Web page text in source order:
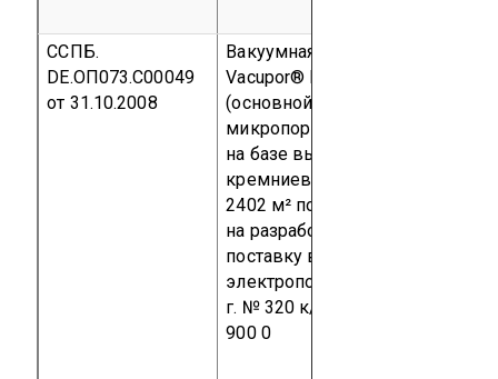
ССПБ.
DE.ОП073.С00049
от 31.10.2008
Вакуумная изолирующая
Vacupor® NT-B2, толщиной 20
(основной компонент:
микропористый материал
на базе высокодисперсной
кремниевой кислоты)
2402 м² по Договору подряда
на разработку, изготовление и
поставку высокоскоростных
электропоездов от 18 мая 2006
г. № 320 к/т
900 0